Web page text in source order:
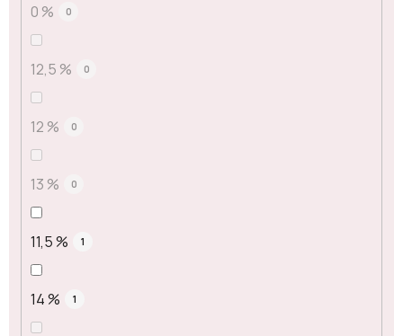
0 % 0
12,5 % 0
12 % 0
13 % 0
11,5 % 1
14 % 1